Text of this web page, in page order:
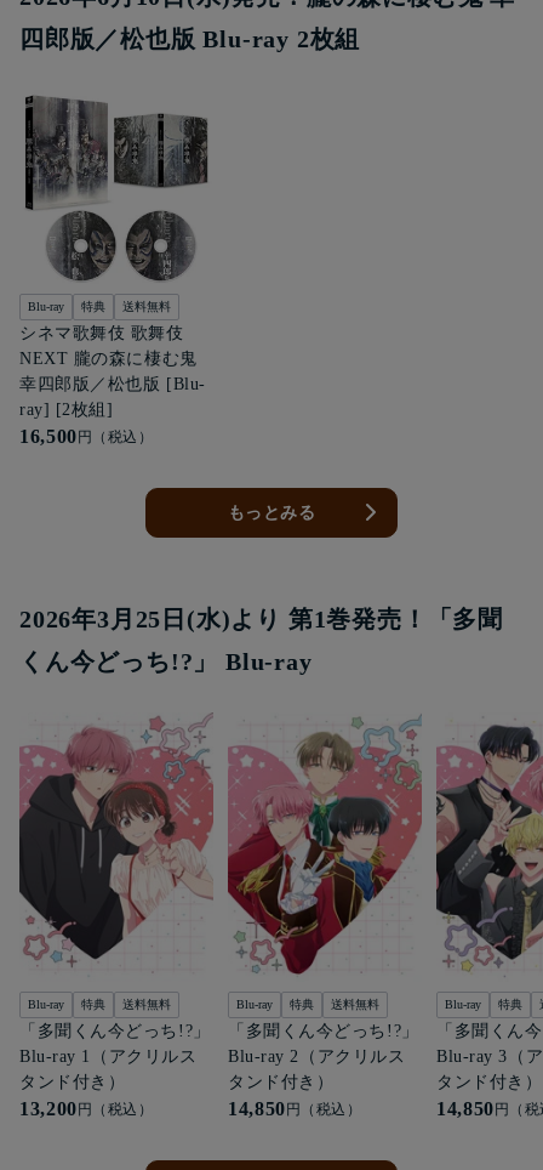
四郎版／松也版 Blu-ray 2枚組
Blu-ray 特典 送料無料
シネマ歌舞伎 歌舞伎
NEXT 朧の森に棲む鬼
幸四郎版／松也版 [Blu-
ray] [2枚組]
16,500円（税込）
もっとみる
2026年3月25日(水)より 第1巻発売！「多聞
くん今どっち!?」 Blu-ray
Blu-ray 特典 送料無料
「多聞くん今どっち!?」
Blu-ray 1（アクリルス
タンド付き）
13,200円（税込）
Blu-ray 特典 送料無料
「多聞くん今どっち!?」
Blu-ray 2（アクリルス
タンド付き）
14,850円（税込）
Blu-ray 特典
「多聞くん
Blu-ray 3（
タンド付き）
14,850円（